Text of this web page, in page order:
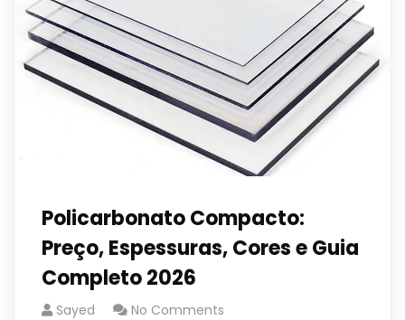
Policarbonato Compacto:
Preço, Espessuras, Cores e Guia
Completo 2026
Sayed No Comments